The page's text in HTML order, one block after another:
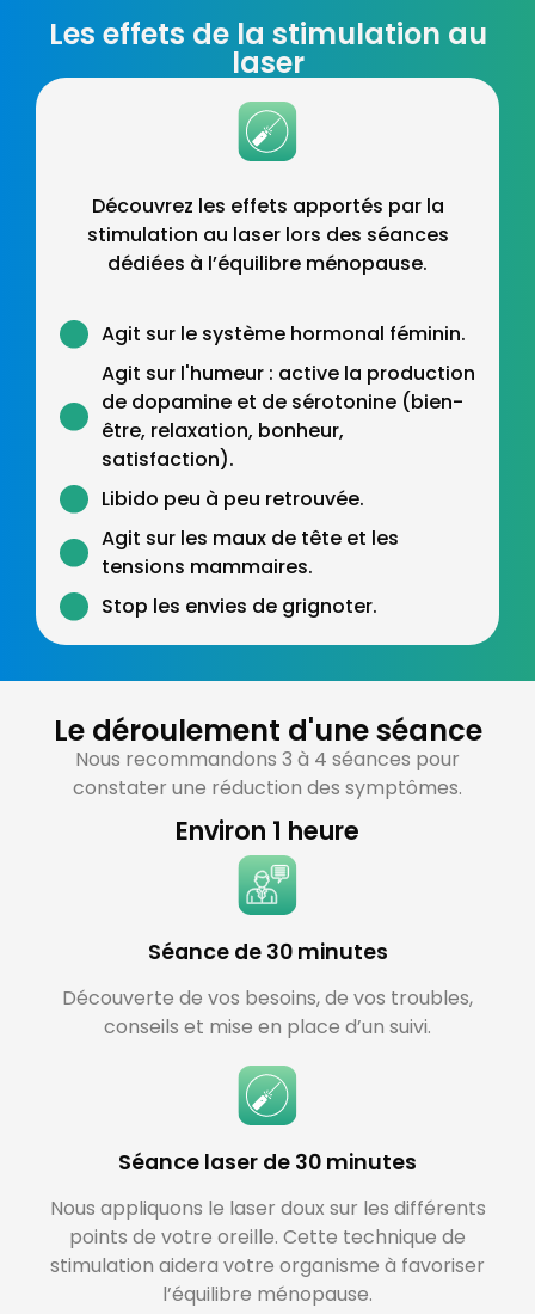
Les effets de la stimulation au
laser
Découvrez les effets apportés par la
stimulation au laser lors des séances
dédiées à l’équilibre ménopause.
Agit sur le système hormonal féminin.
Agit sur l'humeur : active la production
de dopamine et de sérotonine (bien-
être, relaxation, bonheur,
satisfaction).
Libido peu à peu retrouvée.
Agit sur les maux de tête et les
tensions mammaires.
Stop les envies de grignoter.
Le déroulement d'une séance
Nous recommandons 3 à 4 séances pour
constater une réduction des symptômes.
Environ 1 heure
Séance de 30 minutes
Découverte de vos besoins, de vos troubles,
conseils et mise en place d’un suivi.
Séance laser de 30 minutes
Nous appliquons le laser doux sur les différents
points de votre oreille. Cette technique de
stimulation aidera votre organisme à favoriser
l’équilibre ménopause.